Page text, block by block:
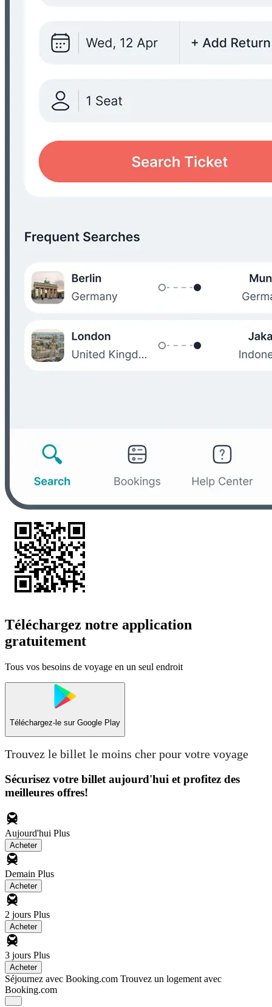
Téléchargez notre application
gratuitement
Tous vos besoins de voyage en un seul endroit
Téléchargez-le sur Google Play
Trouvez le billet le moins cher pour votre voyage
Sécurisez votre billet aujourd'hui et profitez des
meilleures offres!
Aujourd'hui Plus
Acheter
Demain Plus
Acheter
2 jours Plus
Acheter
3 jours Plus
Acheter
Séjournez avec Booking.com Trouvez un logement avec
Booking.com